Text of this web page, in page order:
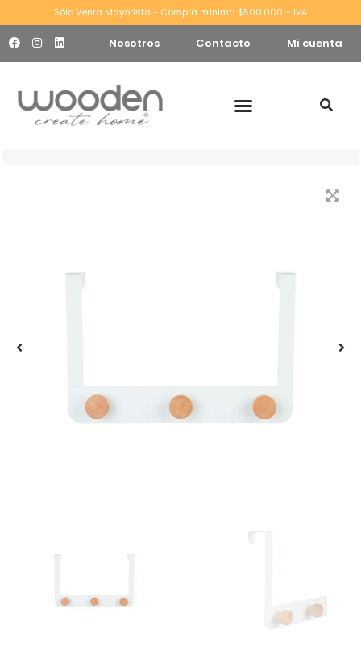
Sólo Venta Mayorista - Compra mínima $500.000 + IVA
Nosotros Contacto Mi cuenta